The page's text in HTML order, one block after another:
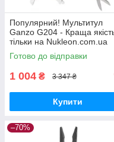
Популярний! Мультитул
Ganzo G204 - Краща
тільки на Nukleon.com.ua
Готово до відправки
1 004 ₴ 3 347 ₴
Купити
–70%